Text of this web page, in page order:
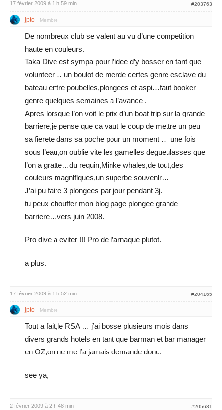
17 février 2009 à 1 h 59 min #203763
jpto Membre
De nombreux club se valent au vu d’une competition
haute en couleurs.
Taka Dive est sympa pour l’idee d’y bosser en tant que
volunteer… un boulot de merde certes genre esclave du
bateau entre poubelles,plongees et aspi…faut booker
genre quelques semaines a l’avance .
Apres lorsque l’on voit le prix d’un boat trip sur la grande
barriere,je pense que ca vaut le coup de mettre un peu
sa fierete dans sa poche pour un moment … une fois
sous l’eau,on oublie vite les gamelles degueulasses que
l’on a gratte…du requin,Minke whales,de tout,des
couleurs magnifiques,un superbe souvenir…
J’ai pu faire 3 plongees par jour pendant 3j.
tu peux chouffer mon blog page plongee grande
barriere…vers juin 2008.
Pro dive a eviter !!! Pro de l’arnaque plutot.
a plus.
17 février 2009 à 1 h 52 min #204165
jpto Membre
Tout a fait,le RSA … j’ai bosse plusieurs mois dans
divers grands hotels en tant que barman et bar manager
en OZ,on ne me l’a jamais demande donc.
see ya,
2 février 2009 à 2 h 48 min #205681